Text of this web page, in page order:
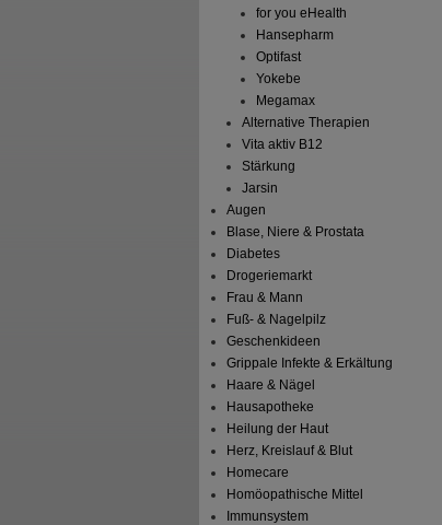
for you eHealth
Hansepharm
Optifast
Yokebe
Megamax
Alternative Therapien
Vita aktiv B12
Stärkung
Jarsin
Augen
Blase, Niere & Prostata
Diabetes
Drogeriemarkt
Frau & Mann
Fuß- & Nagelpilz
Geschenkideen
Grippale Infekte & Erkältung
Haare & Nägel
Hausapotheke
Heilung der Haut
Herz, Kreislauf & Blut
Homecare
Homöopathische Mittel
Immunsystem